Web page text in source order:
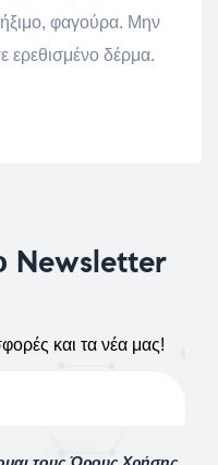
φαγούρα. Μην
ερεθισμένο δέρμα.
Newsletter
και τα νέα μας!